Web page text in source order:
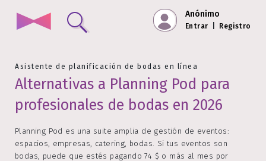
Anónimo
Entrar Registro
Asistente de planificación de bodas en línea
Alternativas a Planning Pod para
profesionales de bodas en 2026
Planning Pod es una suite amplia de gestión de eventos:
espacios, empresas, catering, bodas. Si tus eventos son
bodas, puede que estés pagando 74 $ o más al mes por